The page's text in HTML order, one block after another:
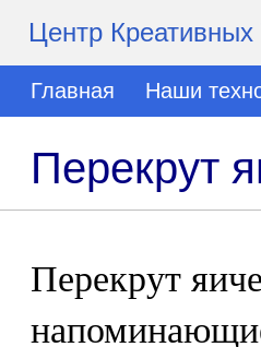
Центр Креативных
Главная Наши
Перекрут
Перекрут